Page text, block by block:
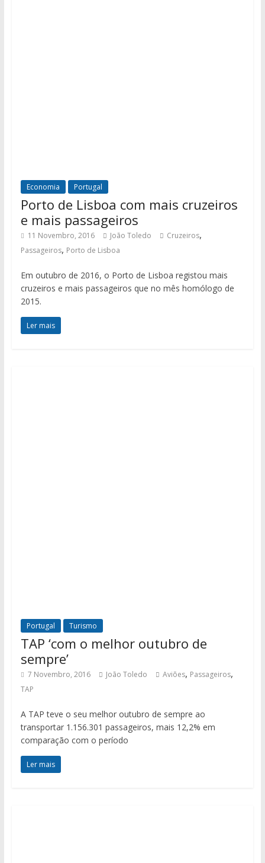
Economia Portugal
Porto de Lisboa com mais cruzeiros
e mais passageiros
11 Novembro, 2016 João Toledo Cruzeiros,
Passageiros, Porto de Lisboa
Em outubro de 2016, o Porto de Lisboa registou mais
cruzeiros e mais passageiros que no mês homólogo de
2015.
Ler mais
Portugal Turismo
TAP ‘com o melhor outubro de
sempre’
7 Novembro, 2016 João Toledo Aviões, Passageiros,
TAP
A TAP teve o seu melhor outubro de sempre ao
transportar 1.156.301 passageiros, mais 12,2% em
comparação com o período
Ler mais